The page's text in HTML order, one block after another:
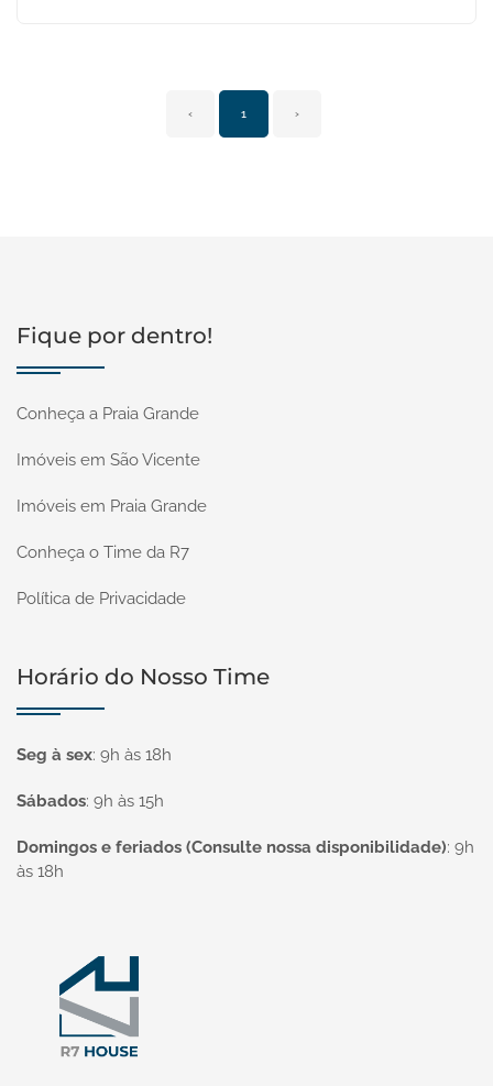
‹ 1 ›
Fique por dentro!
Conheça a Praia Grande
Imóveis em São Vicente
Imóveis em Praia Grande
Conheça o Time da R7
Política de Privacidade
Horário do Nosso Time
Seg à sex: 9h às 18h
Sábados: 9h às 15h
Domingos e feriados (Consulte nossa disponibilidade): 9h
às 18h